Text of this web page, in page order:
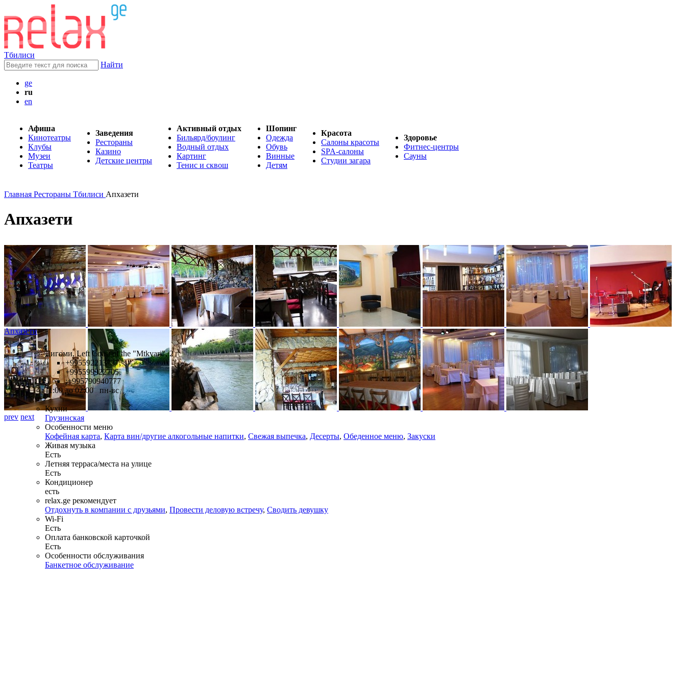
Тбилиси
Найти
ge
ru
en
Афиша
Кинотеатры
Клубы
Музеи
Театры
Заведения
Рестораны
Казино
Детские центры
Активный отдых
Бильярд/боулинг
Водный отдых
Картинг
Тенис и сквош
Шопинг
Одежда
Обувь
Винные
Детям
Красота
Салоны красоты
SPA-салоны
Студии загара
Здоровье
Фитнес-центры
Сауны
Главная Рестораны Тбилиси Апхазети
Апхазети
prev next
Апхазети
Дигоми, Left Coast of the "Mtkvari", 2
+995592213737,
+995599922705,
;+995790940777
11:00 до 02:00 пн-вс
Кухни
Грузинская
Особенности меню
Кофейная карта, Карта вин/другие алкогольные напитки, Свежая выпечка, Десерты, Обеденное меню, Закуски
Живая музыка
Есть
Летняя терраса/места на улице
Есть
Кондиционер
есть
relax.ge рекомендует
Отдохнуть в компании с друзьями, Провести деловую встречу, Сводить девушку
Wi-Fi
Есть
Оплата банковской карточкой
Есть
Особенности обслуживания
Банкетное обслуживание